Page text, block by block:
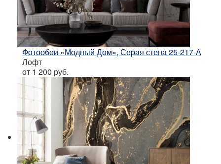
Фотообои «Модный Дом», Серая стена 25-217-А
Лофт
от 1 200 руб.